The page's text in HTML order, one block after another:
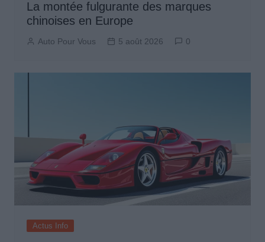
La montée fulgurante des marques
chinoises en Europe
Auto Pour Vous 5 août 2026 0
Actus Info